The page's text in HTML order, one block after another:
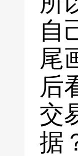
自
尾
后
交
据